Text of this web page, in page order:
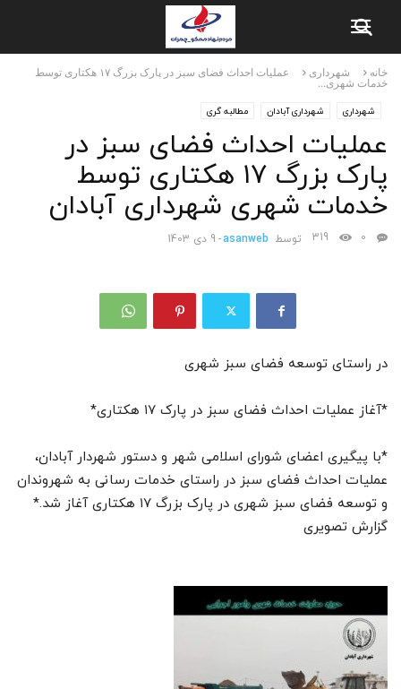
خانه شهرداری
عملیات احداث فضای سبز در پارک بزرگ ۱۷ هکتاری توسط
خدمات شهری...
شهرداری شهرداری آبادان مطالبه گری
عملیات احداث فضای سبز در
پارک بزرگ ۱۷ هکتاری توسط
خدمات شهری شهرداری آبادان
توسط asanweb
- 9 دی 1403 0
319
در راستای توسعه فضای سبز شهری
*آغاز عملیات احداث فضای سبز در پارک ۱۷ هکتاری*
*با پیگیری اعضای شورای اسلامی شهر و دستور شهردار آبادان،
عملیات احداث فضای سبز در راستای خدمات رسانی به شهروندان
و توسعه فضای سبز شهری در پارک بزرگ ۱۷ هکتاری آغاز شد.*
گزارش تصویری